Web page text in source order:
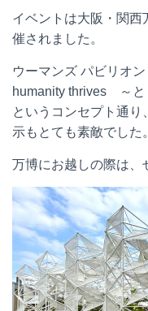
イベントは大阪・関西
催されました。
ウーマンズ パビリオ
humanity thrives ～と
というコンセプト通
示もとても素敵でした。
万博にお越しの際は、